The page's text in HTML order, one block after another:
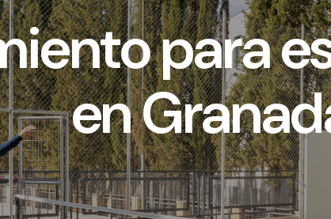
para
en